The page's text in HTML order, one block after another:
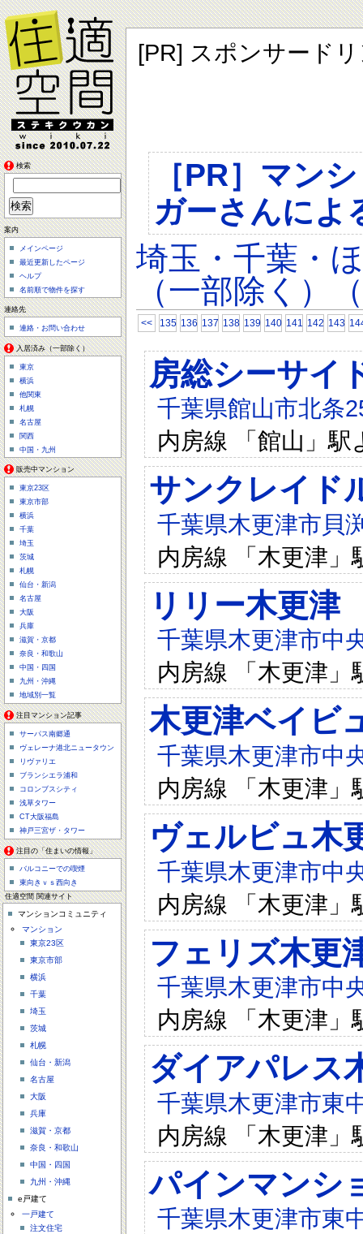
[PR] スポンサード
［PR］マン
ガーさんによ
埼玉・千葉・
（一部除く）
<< 135 136 137 138 139 140 141 142 143
房総シーサイ
千葉県館山市北条
内房線 「館山」駅
サンクレイド
千葉県木更津市貝
内房線 「木更津」
リリー木更津
千葉県木更津市中
内房線 「木更津」
木更津ベイビ
千葉県木更津市中
内房線 「木更津」
ヴェルビュ木
千葉県木更津市中
内房線 「木更津」
フェリズ木更
千葉県木更津市中
内房線 「木更津」
ダイアパレス
千葉県木更津市東
内房線 「木更津」
パインマンシ
千葉県木更津市東
検索
案内
メインページ
最近更新したページ
ヘルプ
名前順で物件を探す
連絡先
連絡・お問い合わせ
入居済み（一部除く）
東京
横浜
他関東
札幌
名古屋
関西
中国・九州
販売中マンション
東京23区
東京市部
横浜
千葉
埼玉
茨城
札幌
仙台・新潟
名古屋
大阪
兵庫
滋賀・京都
奈良・和歌山
中国・四国
九州・沖縄
地域別一覧
注目マンション記事
サーパス南郷通
ヴェレーナ港北ニュータウン
リヴァリエ
ブランシエラ浦和
コロンブスシティ
浅草タワー
CT大阪福島
神戸三宮ザ・タワー
注目の「住まいの情報」
バルコニーでの喫煙
東向きｖｓ西向き
住適空間 関連サイト
マンションコミュニティ
マンション
東京23区
東京市部
横浜
千葉
埼玉
茨城
札幌
仙台・新潟
名古屋
大阪
兵庫
滋賀・京都
奈良・和歌山
中国・四国
九州・沖縄
e戸建て
一戸建て
注文住宅